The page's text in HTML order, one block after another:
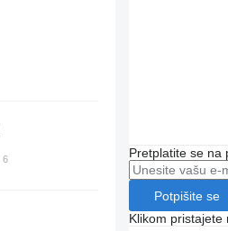
Pretplatite se na
Potpišite se
Klikom pristajete